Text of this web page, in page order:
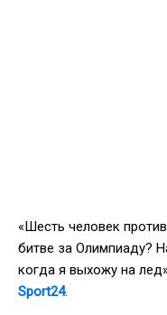
«Шесть человек
битве за Олимпиаду?
когда я выхожу на
Sport24.